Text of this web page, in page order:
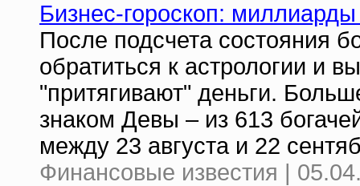
Бизнес-гороскоп:
После подсчета состояния
обратиться к астрологии и
"притягивают" деньги.
знаком Девы – из 613
между 23 августа и 22
Финансовые известия |